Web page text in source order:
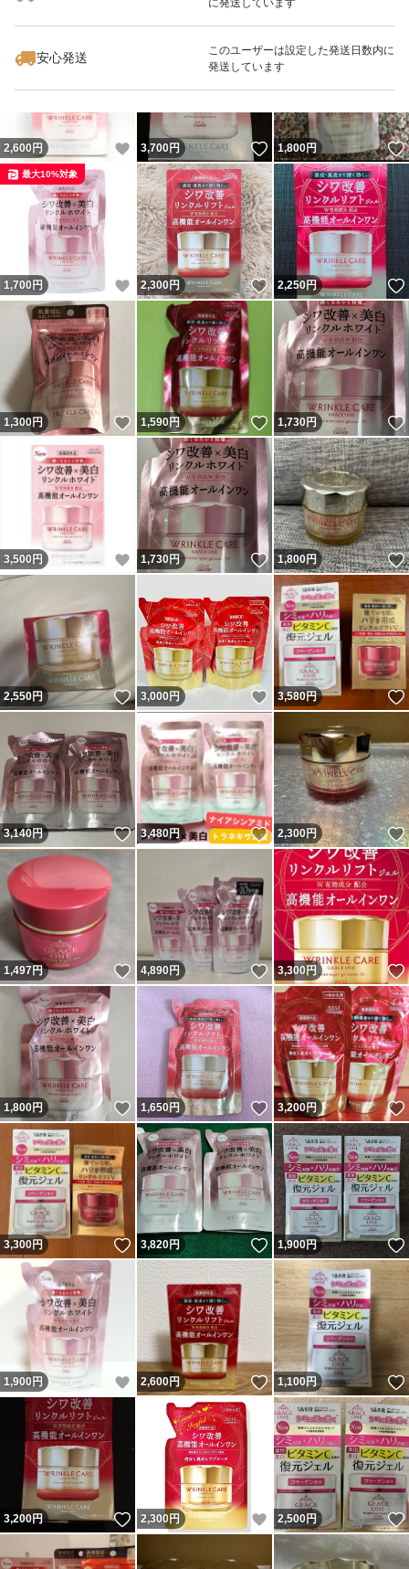
に発送しています
安心発送
このユーザーは設定した発送日数内に
発送しています
いいね！
4,090
2,600円 いいね！
3,700円 いいね！
1,800円
1,700円 いいね！
最大10%対象
2,300円 いいね！
2,250円
1,300円 いいね！
1,590円 いいね！
1,730円
3,500 円 いいね！
1,730円 いいね！
1,800円
2,550円 いいね！
3,000円 いいね！
3,580円
3,140円 いいね！
3,480円 いいね！
2,300円
1,497円 いいね！
4,890円 いいね！
3,300円
1,800円 いいね！
1,650円 いいね！
3,200円
3,300円 いいね！
3,820円 いいね！
1,900円
1,900 円 いいね！
2,600円 いいね！
1,100円
3,200円 いいね！
2,300円 いいね！
2,500円